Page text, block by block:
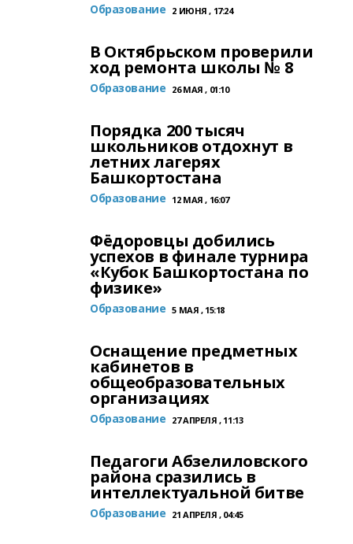
Образование 2 ИЮНЯ , 17:24
В Октябрьском проверили
ход ремонта школы № 8
Образование 26 МАЯ , 01:10
Порядка 200 тысяч
школьников отдохнут в
летних лагерях
Башкортостана
Образование 12 МАЯ , 16:07
Фёдоровцы добились
успехов в финале турнира
«Кубок Башкортостана по
физике»
Образование 5 МАЯ , 15:18
Оснащение предметных
кабинетов в
общеобразовательных
организациях
Образование 27 АПРЕЛЯ , 11:13
Педагоги Абзелиловского
района сразились в
интеллектуальной битве
Образование 21 АПРЕЛЯ , 04:45